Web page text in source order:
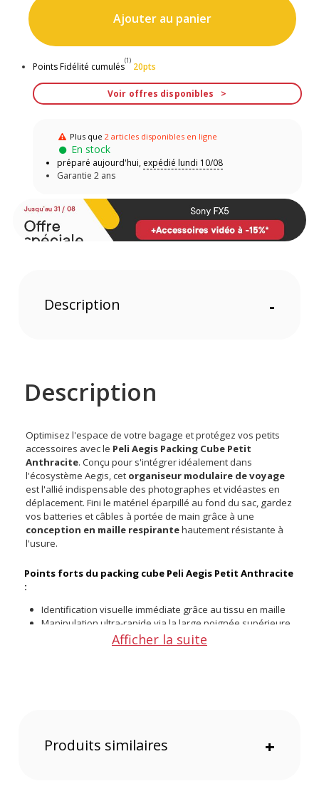
Ajouter au panier
Points Fidélité cumulés
(1)
20pts
Voir offres disponibles
Plus que2 articles disponibles en ligne
En stock
préparé aujourd'hui, expédié lundi 10/08
Garantie 2 ans
Description -
Description
Optimisez l'espace de votre bagage et protégez vos petits
accessoires avec le Peli Aegis Packing Cube Petit
Anthracite. Conçu pour s'intégrer idéalement dans
l'écosystème Aegis, cet organiseur modulaire de voyage
est l'allié indispensable des photographes et vidéastes en
déplacement. Fini le matériel éparpillé au fond du sac, gardez
vos batteries et câbles à portée de main grâce à une
conception en maille respirantehautement résistante à
l'usure.
Points forts du packing cube Peli Aegis Petit Anthracite
:
Identification visuelle immédiate grâce au tissu en maille
Manipulation ultra-rapide via la large poignée supérieure
Fermetures éclair YKK taillées pour les conditions
Une organisation chirurgicale de votre équipement
Afficher la suite
Produits similaires +